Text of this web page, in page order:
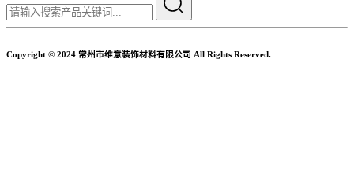
Copyright © 2024 常州市维意装饰材料有限公司 All Rights Reserved.